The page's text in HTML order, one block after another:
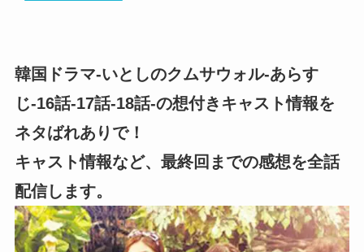
韓国ドラマ-いとしのクムサウォル-あらす
じ-16話-17話-18話-の想付きキャスト情報を
ネタばれありで！
キャスト情報など、最終回までの感想を全話
配信します。